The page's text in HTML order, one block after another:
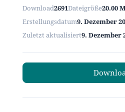
Download2691Dateigröße20.00
Erstellungsdatum9. Dezember
Zuletzt aktualisiert9. Dezember